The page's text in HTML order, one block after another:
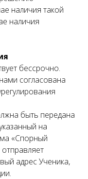
наличия такой
наличия
бессрочно.
согласована
быть передана
на
«Спорный
адрес Ученика,